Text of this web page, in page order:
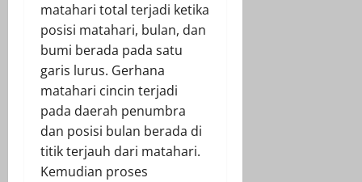
matahari total terjadi ketika
posisi matahari, bulan, dan
bumi berada pada satu
garis lurus. Gerhana
matahari cincin terjadi
pada daerah penumbra
dan posisi bulan berada di
titik terjauh dari matahari.
Kemudian proses